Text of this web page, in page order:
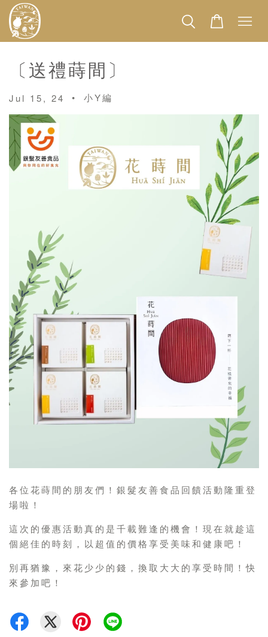
〔送禮蒔間〕
Jul 15, 24 • 小Y編
各位花蒔間的朋友們！銀髮友善食品回饋活動隆重登
場啦！
這次的優惠活動真的是千載難逢的機會！現在就趁這
個絕佳的時刻，以超值的價格享受美味和健康吧！
別再猶豫，來花少少的錢，換取大大的享受時間！快
來參加吧！